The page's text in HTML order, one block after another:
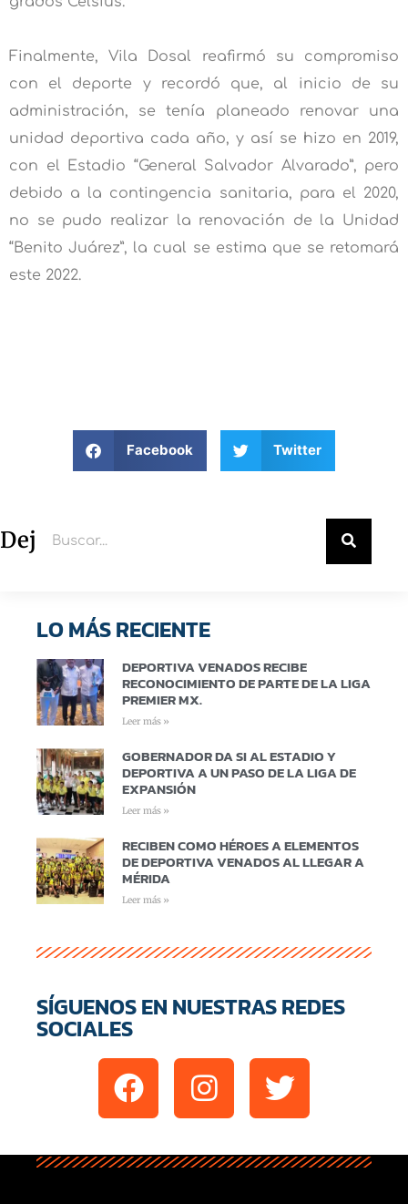
Finalmente, Vila Dosal reafirmó su compromiso
con el deporte y recordó que, al inicio de su
administración, se tenía planeado renovar una
unidad deportiva cada año, y así se hizo en 2019,
con el Estadio “General Salvador Alvarado”, pero
debido a la contingencia sanitaria, para el 2020,
no se pudo realizar la renovación de la Unidad
“Benito Juárez”, la cual se estima que se retomará
este 2022.
Facebook Twitter
Deja un comentario
LO MÁS RECIENTE
DEPORTIVA VENADOS RECIBE
RECONOCIMIENTO DE PARTE DE LA LIGA
PREMIER MX.
Leer más »
GOBERNADOR DA SI AL ESTADIO Y
DEPORTIVA A UN PASO DE LA LIGA DE
EXPANSIÓN
Leer más »
RECIBEN COMO HÉROES A ELEMENTOS
DE DEPORTIVA VENADOS AL LLEGAR A
MÉRIDA
Leer más »
SÍGUENOS EN NUESTRAS REDES
SOCIALES